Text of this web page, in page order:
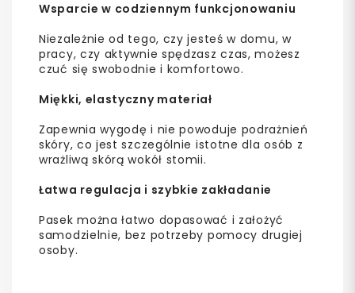
Wsparcie w codziennym funkcjonowaniu
Niezależnie od tego, czy jesteś w domu, w
pracy, czy aktywnie spędzasz czas, możesz
czuć się swobodnie i komfortowo.
Miękki, elastyczny materiał
Zapewnia wygodę i nie powoduje podrażnień
skóry, co jest szczególnie istotne dla osób z
wrażliwą skórą wokół stomii.
Łatwa regulacja i szybkie zakładanie
Pasek można łatwo dopasować i założyć
samodzielnie, bez potrzeby pomocy drugiej
osoby.